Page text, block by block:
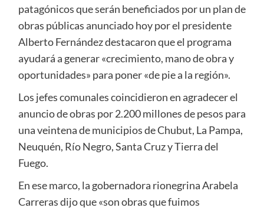
patagónicos que serán beneficiados por un plan de
obras públicas anunciado hoy por el presidente
Alberto Fernández destacaron que el programa
ayudará a generar «crecimiento, mano de obra y
oportunidades» para poner «de pie a la región».
Los jefes comunales coincidieron en agradecer el
anuncio de obras por 2.200 millones de pesos para
una veintena de municipios de Chubut, La Pampa,
Neuquén, Río Negro, Santa Cruz y Tierra del
Fuego.
En ese marco, la gobernadora rionegrina Arabela
Carreras dijo que «son obras que fuimos